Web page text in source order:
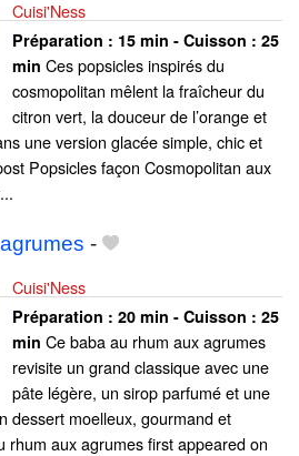
Cuisi'Ness
Préparation : 15 min - Cuisson : 25
min Ces popsicles inspirés du
cosmopolitan mêlent la fraîcheur du
citron vert, la douceur de l’orange et
une version glacée simple, chic et
Popsicles façon Cosmopolitan aux
-
Cuisi'Ness
Préparation : 20 min - Cuisson : 25
min Ce baba au rhum aux agrumes
revisite un grand classique avec une
pâte légère, un sirop parfumé et une
dessert moelleux, gourmand et
rhum aux agrumes first appeared on